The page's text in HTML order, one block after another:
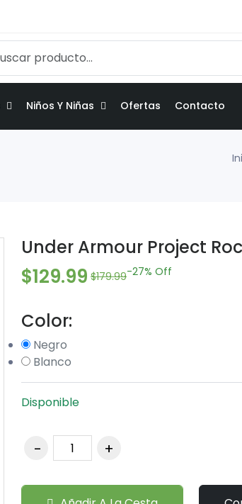
Niños Y Niñas Ofertas Contacto
Under Armour Project
$129.99 $179.99-27% Off
Color:
Negro
Blanco
Disponible